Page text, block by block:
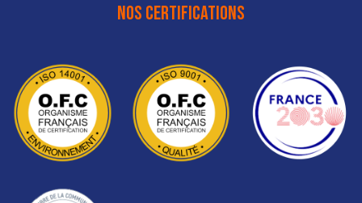
NOS CERTIFICATIONS